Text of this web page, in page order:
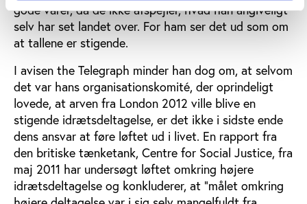
gode varer, da de ikke afspejler, hvad han angiveligt
selv har set landet over. For ham ser det ud som om
at tallene er stigende.
I avisen the Telegraph minder han dog om, at selvom
det var hans organisationskomité, der oprindeligt
lovede, at arven fra London 2012 ville blive en
stigende idrætsdeltagelse, er det ikke i sidste ende
dens ansvar at føre løftet ud i livet. En rapport fra
den britiske tænketank, Centre for Social Justice, fra
maj 2011 har undersøgt løftet omkring højere
idrætsdeltagelse og konkluderer, at ”målet omkring